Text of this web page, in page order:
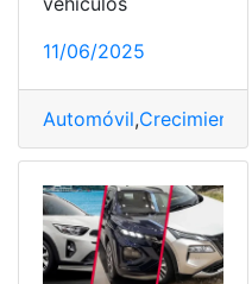
11/06/2025
Automóvil,Crecimiento